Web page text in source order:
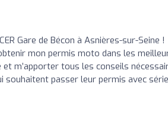
Gare de Bécon à Asnières-sur-Seine !
mon permis moto dans les
m’apporter tous les conseils
souhaitent passer leur permis avec